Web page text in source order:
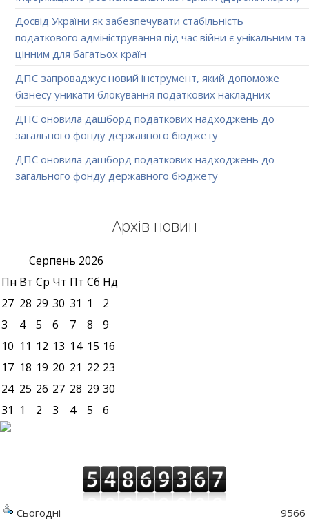
Досвід України як забезпечувати стабільність
податкового адміністрування під час війни є унікальним та
цінним для багатьох країн
ДПС запроваджує новий інструмент, який допоможе
бізнесу уникати блокування податкових накладних
ДПС оновила дашборд податкових надходжень до
загального фонду державного бюджету
ДПС оновила дашборд податкових надходжень до
загального фонду державного бюджету
Архів новин
Серпень 2026
Пн Вт Ср Чт Пт Сб Нд
27 28 29 30 31 1
2
3
4 5 6 7 8
9
10 11 12 13 14 15 16
17 18 19 20 21 22 23
24 25 26 27 28 29 30
31 1 2 3 4 5 6
Сьогодні
9566